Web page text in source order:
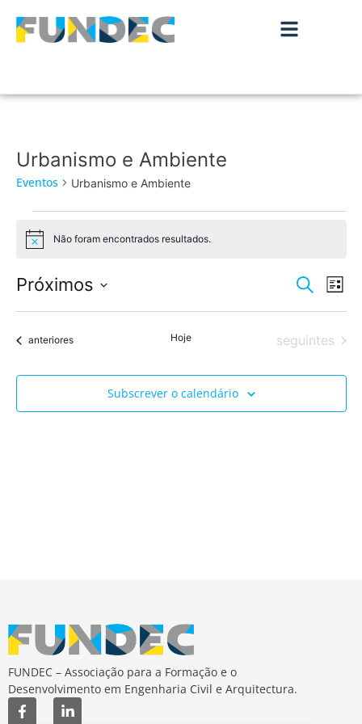
Urbanismo e Ambiente
Eventos Urbanismo e Ambiente
Aviso Não foram encontrados resultados.
de
e
Pesquisar
de
de
Lista
Próximos
a
Eventos
anteriores Hoje Eventos
seguintes
Subscrever o calendário
FUNDEC – Associação para a Formação e o
Desenvolvimento em Engenharia Civil e Arquitectura.